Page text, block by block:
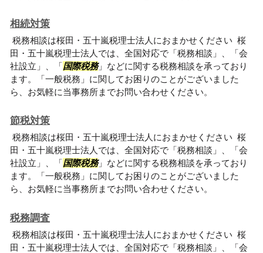
相続対策
税務相談は桜田・五十嵐税理士法人におまかせください 桜
田・五十嵐税理士法人では、全国対応で「税務相談」、「会
社設立」、「国際税務」などに関する税務相談を承っており
ます。「一般税務」に関してお困りのことがございました
ら、お気軽に当事務所までお問い合わせください。
節税対策
税務相談は桜田・五十嵐税理士法人におまかせください 桜
田・五十嵐税理士法人では、全国対応で「税務相談」、「会
社設立」、「国際税務」などに関する税務相談を承っており
ます。「一般税務」に関してお困りのことがございました
ら、お気軽に当事務所までお問い合わせください。
税務調査
税務相談は桜田・五十嵐税理士法人におまかせください 桜
田・五十嵐税理士法人では、全国対応で「税務相談」、「会